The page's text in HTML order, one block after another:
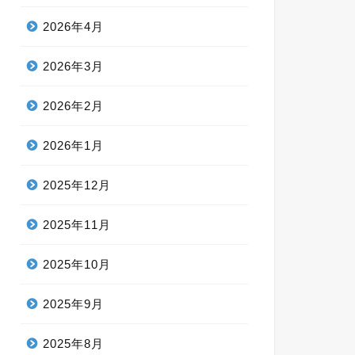
2026年4月
2026年3月
2026年2月
2026年1月
2025年12月
2025年11月
2025年10月
2025年9月
2025年8月